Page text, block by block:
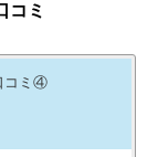
コミ
コミ④